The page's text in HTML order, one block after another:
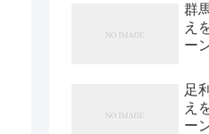
群
え
ー
足
え
ー